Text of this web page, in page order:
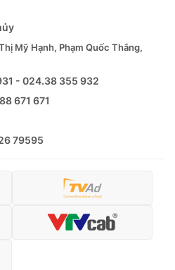
Mỹ Hạnh, Phạm Quốc Thắng,
- 024.38 355 932
671 671
79595